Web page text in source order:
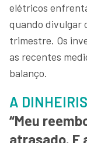
elétricos
quando divulgar
trimestre. Os
as recentes
balanço.
A
“Meu
atrasado. E